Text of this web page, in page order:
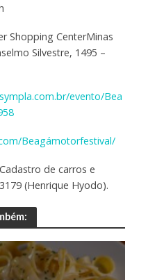
Shopping CenterMinas
Silvestre, 1495 –
evento/Bea
Beagámotorfestival/
de carros e
(Henrique Hyodo).